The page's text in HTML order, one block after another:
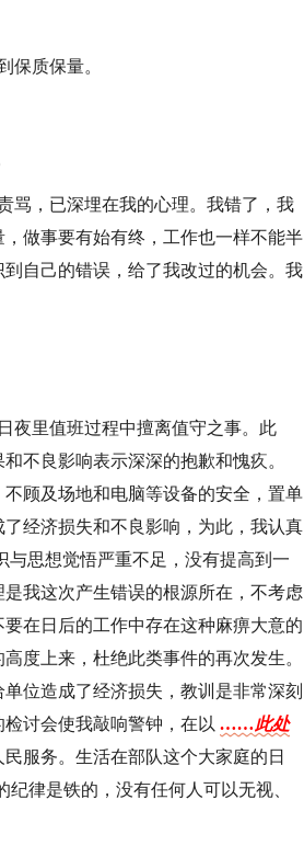
保质保量。
骂，已深埋在我的心理。我错了，我
做事要有始有终，工作也一样不能半
自己的错误，给了我改过的机会。我
夜里值班过程中擅离值守之事。此
不良影响表示深深的抱歉和愧疚。
顾及场地和电脑等设备的安全，置单
经济损失和不良影响，为此，我认真
与思想觉悟严重不足，没有提高到一
我这次产生错误的根源所在，不考虑
在日后的工作中存在这种麻痹大意的
度上来，杜绝此类事件的再次发生。
位造成了经济损失，教训是非常深刻
讨会使我敲响警钟，在以 ……此处
服务。生活在部队这个大家庭的日
律是铁的，没有任何人可以无视、